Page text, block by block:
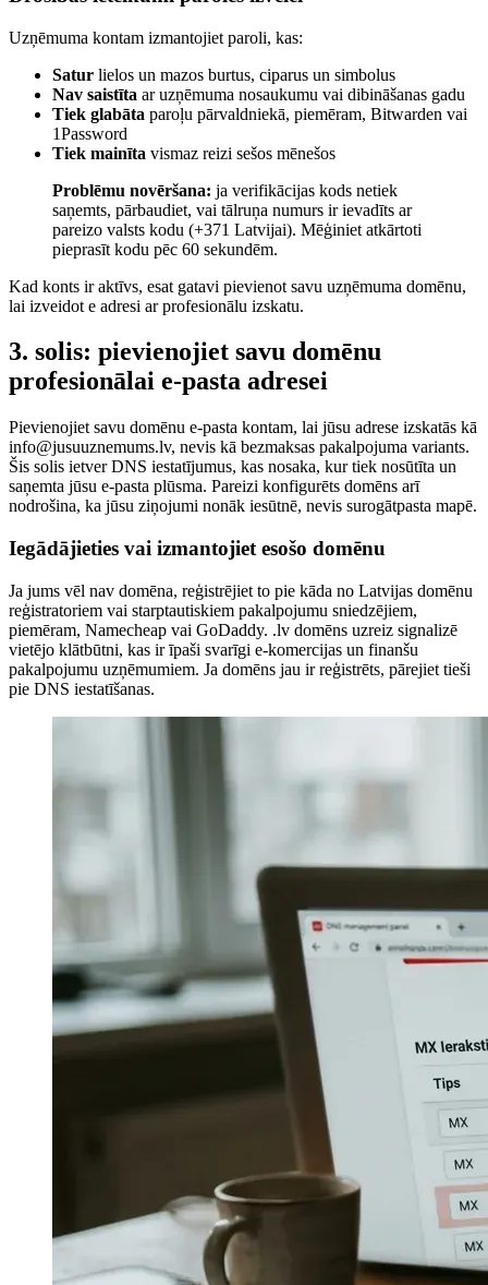
Uzņēmuma kontam izmantojiet paroli, kas:
Satur lielos un mazos burtus, ciparus un simbolus
Nav saistīta ar uzņēmuma nosaukumu vai dibināšanas gadu
Tiek glabāta paroļu pārvaldniekā, piemēram, Bitwarden vai
1Password
Tiek mainīta vismaz reizi sešos mēnešos
Problēmu novēršana: ja verifikācijas kods netiek
saņemts, pārbaudiet, vai tālruņa numurs ir ievadīts ar
pareizo valsts kodu (+371 Latvijai). Mēģiniet atkārtoti
pieprasīt kodu pēc 60 sekundēm.
Kad konts ir aktīvs, esat gatavi pievienot savu uzņēmuma domēnu,
lai izveidot e adresi ar profesionālu izskatu.
3. solis: pievienojiet savu domēnu
profesionālai e-pasta adresei
Pievienojiet savu domēnu e-pasta kontam, lai jūsu adrese izskatās kā
info@jusuuznemums.lv, nevis kā bezmaksas pakalpojuma variants.
Šis solis ietver DNS iestatījumus, kas nosaka, kur tiek nosūtīta un
saņemta jūsu e-pasta plūsma. Pareizi konfigurēts domēns arī
nodrošina, ka jūsu ziņojumi nonāk iesūtnē, nevis surogātpasta mapē.
Iegādājieties vai izmantojiet esošo domēnu
Ja jums vēl nav domēna, reģistrējiet to pie kāda no Latvijas domēnu
reģistratoriem vai starptautiskiem pakalpojumu sniedzējiem,
piemēram, Namecheap vai GoDaddy. .lv domēns uzreiz signalizē
vietējo klātbūtni, kas ir īpaši svarīgi e-komercijas un finanšu
pakalpojumu uzņēmumiem. Ja domēns jau ir reģistrēts, pārejiet tieši
pie DNS iestatīšanas.